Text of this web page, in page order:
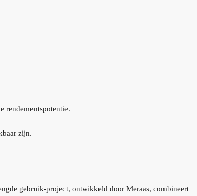
rendementspotentie.
zijn.
gebruik-project, ontwikkeld door Meraas, combineert